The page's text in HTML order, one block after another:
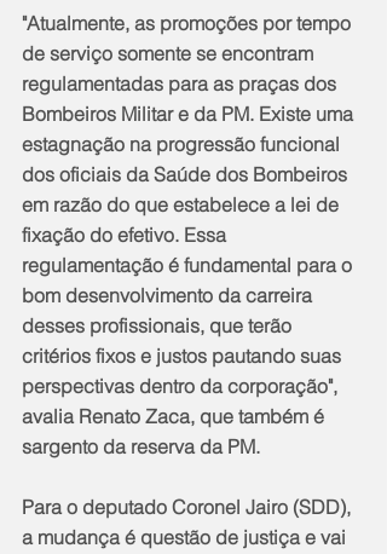
"Atualmente, as promoções por tempo
de serviço somente se encontram
regulamentadas para as praças dos
Bombeiros Militar e da PM. Existe uma
estagnação na progressão funcional
dos oficiais da Saúde dos Bombeiros
em razão do que estabelece a lei de
fixação do efetivo. Essa
regulamentação é fundamental para o
bom desenvolvimento da carreira
desses profissionais, que terão
critérios fixos e justos pautando suas
perspectivas dentro da corporação",
avalia Renato Zaca, que também é
sargento da reserva da PM.
Para o deputado Coronel Jairo (SDD),
a mudança é questão de justiça e vai